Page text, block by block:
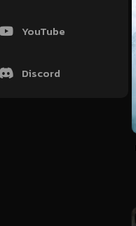
YouTube
Discord